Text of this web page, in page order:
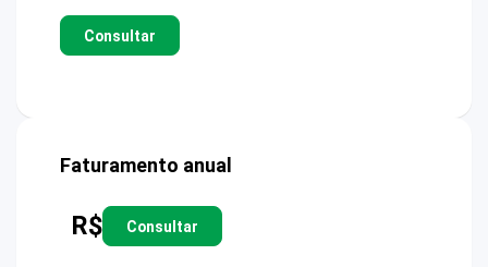
Consultar
Faturamento anual
R$ Consultar